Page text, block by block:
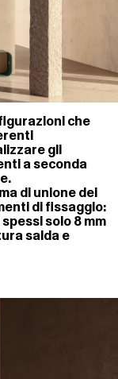
che
gli
a seconda
di unione dei
di fissaggio:
solo 8 mm
salda e